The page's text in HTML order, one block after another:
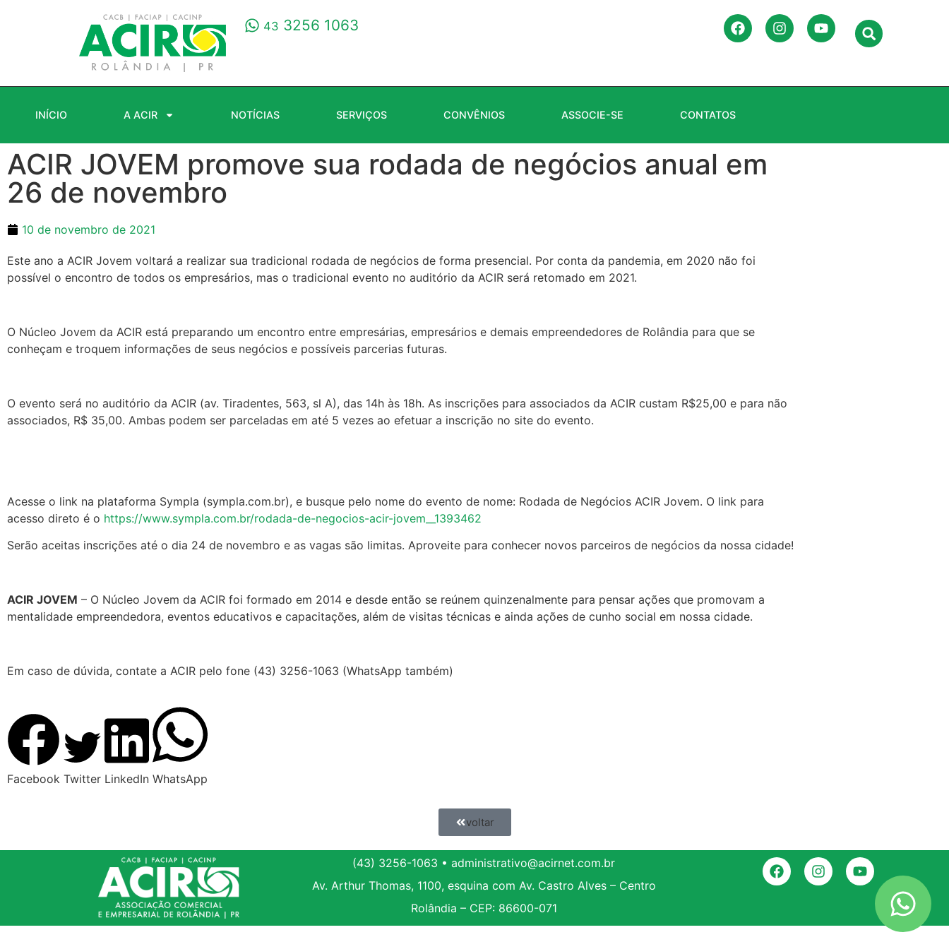
43 3256 1063
INÍCIO A ACIR NOTÍCIAS SERVIÇOS CONVÊNIOS ASSOCIE-SE CONTATOS
ACIR JOVEM promove sua rodada de negócios anual em
26 de novembro
10 de novembro de 2021
Este ano a ACIR Jovem voltará a realizar sua tradicional rodada de negócios de forma presencial. Por conta da pandemia, em 2020 não foi
possível o encontro de todos os empresários, mas o tradicional evento no auditório da ACIR será retomado em 2021.
O Núcleo Jovem da ACIR está preparando um encontro entre empresárias, empresários e demais empreendedores de Rolândia para que se
conheçam e troquem informações de seus negócios e possíveis parcerias futuras.
O evento será no auditório da ACIR (av. Tiradentes, 563, sl A), das 14h às 18h. As inscrições para associados da ACIR custam R$25,00 e para não
associados, R$ 35,00. Ambas podem ser parceladas em até 5 vezes ao efetuar a inscrição no site do evento.
Acesse o link na plataforma Sympla (sympla.com.br), e busque pelo nome do evento de nome: Rodada de Negócios ACIR Jovem. O link para
acesso direto é o https://www.sympla.com.br/rodada-de-negocios-acir-jovem__1393462
Serão aceitas inscrições até o dia 24 de novembro e as vagas são limitas. Aproveite para conhecer novos parceiros de negócios da nossa cidade!
ACIR JOVEM – O Núcleo Jovem da ACIR foi formado em 2014 e desde então se reúnem quinzenalmente para pensar ações que promovam a
mentalidade empreendedora, eventos educativos e capacitações, além de visitas técnicas e ainda ações de cunho social em nossa cidade.
Em caso de dúvida, contate a ACIR pelo fone (43) 3256-1063 (WhatsApp também)
Facebook Twitter LinkedIn WhatsApp
voltar
(43) 3256-1063 • administrativo@acirnet.com.br
Av. Arthur Thomas, 1100, esquina com Av. Castro Alves – Centro
Rolândia – CEP: 86600-071